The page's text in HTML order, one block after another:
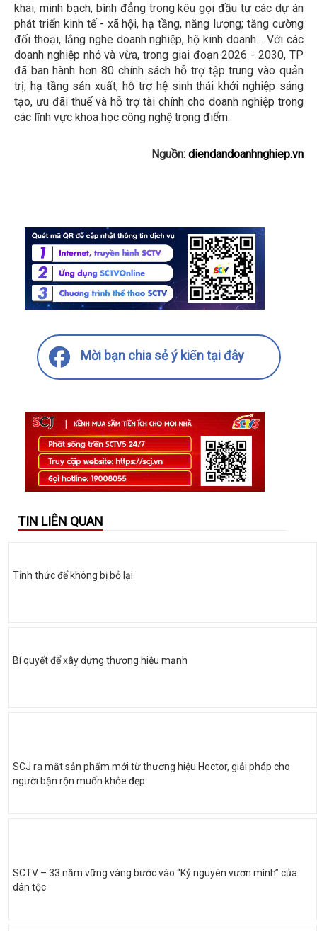
khai, minh bạch, bình đẳng trong kêu gọi đầu tư các dự án
phát triển kinh tế - xã hội, hạ tầng, năng lượng; tăng cường
đối thoại, lắng nghe doanh nghiệp, hộ kinh doanh… Với các
doanh nghiệp nhỏ và vừa, trong giai đoạn 2026 - 2030, TP
đã ban hành hơn 80 chính sách hỗ trợ tập trung vào quản
trị, hạ tầng sản xuất, hỗ trợ hệ sinh thái khởi nghiệp sáng
tạo, ưu đãi thuế và hỗ trợ tài chính cho doanh nghiệp trong
các lĩnh vực khoa học công nghệ trọng điểm.
Nguồn: diendandoanhnghiep.vn
Mời bạn chia sẻ ý kiến tại đây
TIN LIÊN QUAN
Tỉnh thức để không bị bỏ lại
Bí quyết để xây dựng thương hiệu mạnh
SCJ ra mắt sản phẩm mới từ thương hiệu Hector, giải pháp cho
người bận rộn muốn khỏe đẹp
SCTV – 33 năm vững vàng bước vào “Kỷ nguyên vươn mình” của
dân tộc